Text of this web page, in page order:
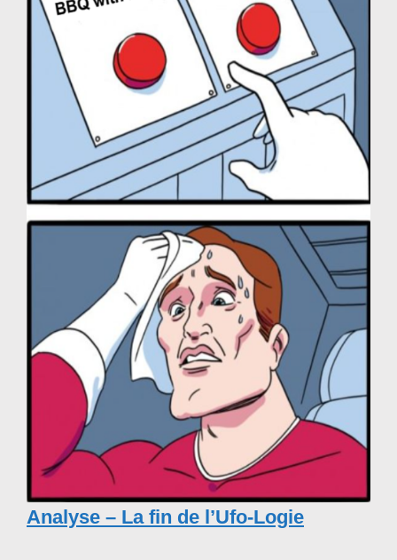
Analyse – La fin de l’Ufo-Logie